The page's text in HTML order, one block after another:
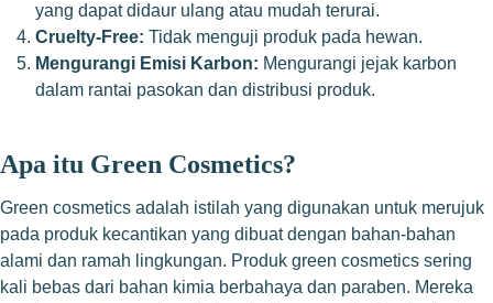
yang dapat didaur ulang atau mudah terurai.
Cruelty-Free: Tidak menguji produk pada hewan.
Mengurangi Emisi Karbon: Mengurangi jejak karbon
dalam rantai pasokan dan distribusi produk.
Apa itu Green Cosmetics?
Green cosmetics adalah istilah yang digunakan untuk merujuk
pada produk kecantikan yang dibuat dengan bahan-bahan
alami dan ramah lingkungan. Produk green cosmetics sering
kali bebas dari bahan kimia berbahaya dan paraben. Mereka